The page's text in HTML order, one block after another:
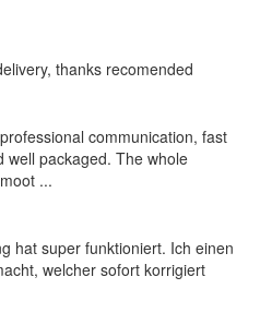
thanks recomended
communication, fast
well packaged. The whole
...
hat super funktioniert. Ich einen
welcher sofort korrigiert